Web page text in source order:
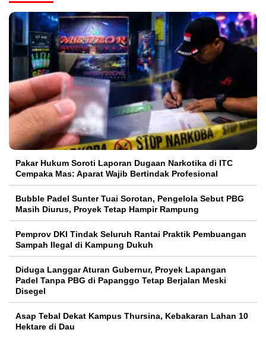
Pakar Hukum Soroti Laporan Dugaan Narkotika di ITC
Cempaka Mas: Aparat Wajib Bertindak Profesional
Bubble Padel Sunter Tuai Sorotan, Pengelola Sebut PBG
Masih Diurus, Proyek Tetap Hampir Rampung
Pemprov DKI Tindak Seluruh Rantai Praktik Pembuangan
Sampah Ilegal di Kampung Dukuh
Diduga Langgar Aturan Gubernur, Proyek Lapangan
Padel Tanpa PBG di Papanggo Tetap Berjalan Meski
Disegel
Asap Tebal Dekat Kampus Thursina, Kebakaran Lahan 10
Hektare di Dau